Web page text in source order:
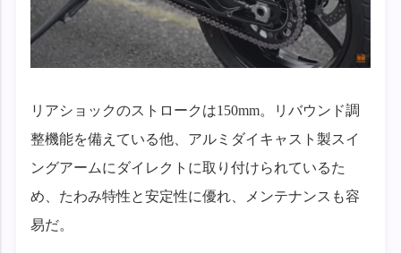
リアショックのストロークは150mm。リバウンド調
整機能を備えている他、アルミダイキャスト製スイ
ングアームにダイレクトに取り付けられているた
め、たわみ特性と安定性に優れ、メンテナンスも容
易だ。